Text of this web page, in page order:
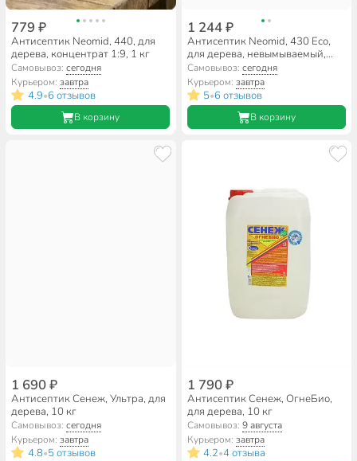
779 ₽
Антисептик Neomid, 440, для
дерева, концентрат 1:9, 1 кг
Самовывоз:сегодня
Курьером:завтра
4.9•6 отзывов
В корзину
1 244 ₽
Антисептик Neomid, 430 Eco,
для дерева, невымываемый,
концентрат 1:9, 1 кг
Самовывоз: сегодня
Курьером: завтра
5•6 отзывов
В корзину
1 690 ₽
Антисептик Сенеж, Ультра, для
дерева, 10 кг
Самовывоз:сегодня
Курьером:завтра
4.8•5 отзывов
1 790 ₽
Антисептик Сенеж, ОгнеБио,
для дерева, 10 кг
Самовывоз: 9 августа
Курьером: завтра
4.2•4 отзыва